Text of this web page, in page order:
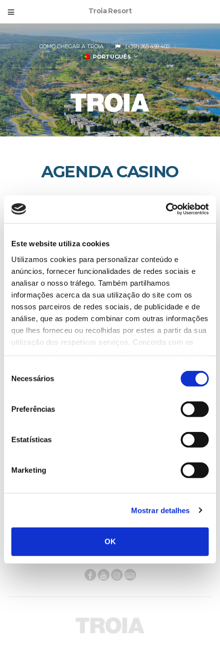
Este website utiliza cookies
Utilizamos cookies para personalizar conteúdo e
anúncios, fornecer funcionalidades de redes sociais e
analisar o nosso tráfego. Também partilhamos
informações acerca da sua utilização do site com os
nossos parceiros de redes sociais, de publicidade e de
análise, que as podem combinar com outras informações
que lhes forneceu ou recolhidas por estes a partir da sua
utilização dos respetivos serviços. Concorda com os
Necessários
Preferências
Estatísticas
Marketing
Mostrar detalhes
OK
Troia Resort
COMO CHEGAR A TROIA
(+351) 265 499 400
PORTUGUÊS
AGENDA CASINO
social.